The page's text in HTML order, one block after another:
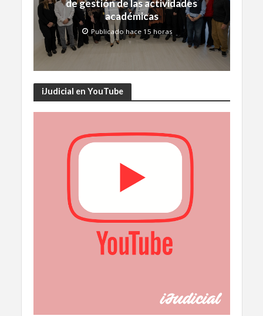
de gestión de las actividades
académicas
Publicado hace 15 horas
iJudicial en YouTube